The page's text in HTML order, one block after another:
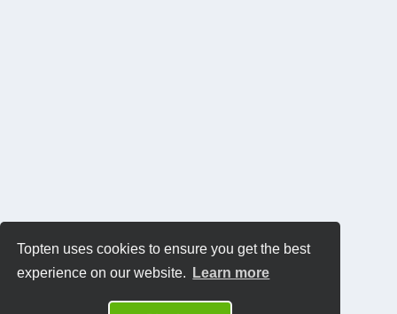
Topten uses cookies to ensure you get the best
experience on our website.
Learn more